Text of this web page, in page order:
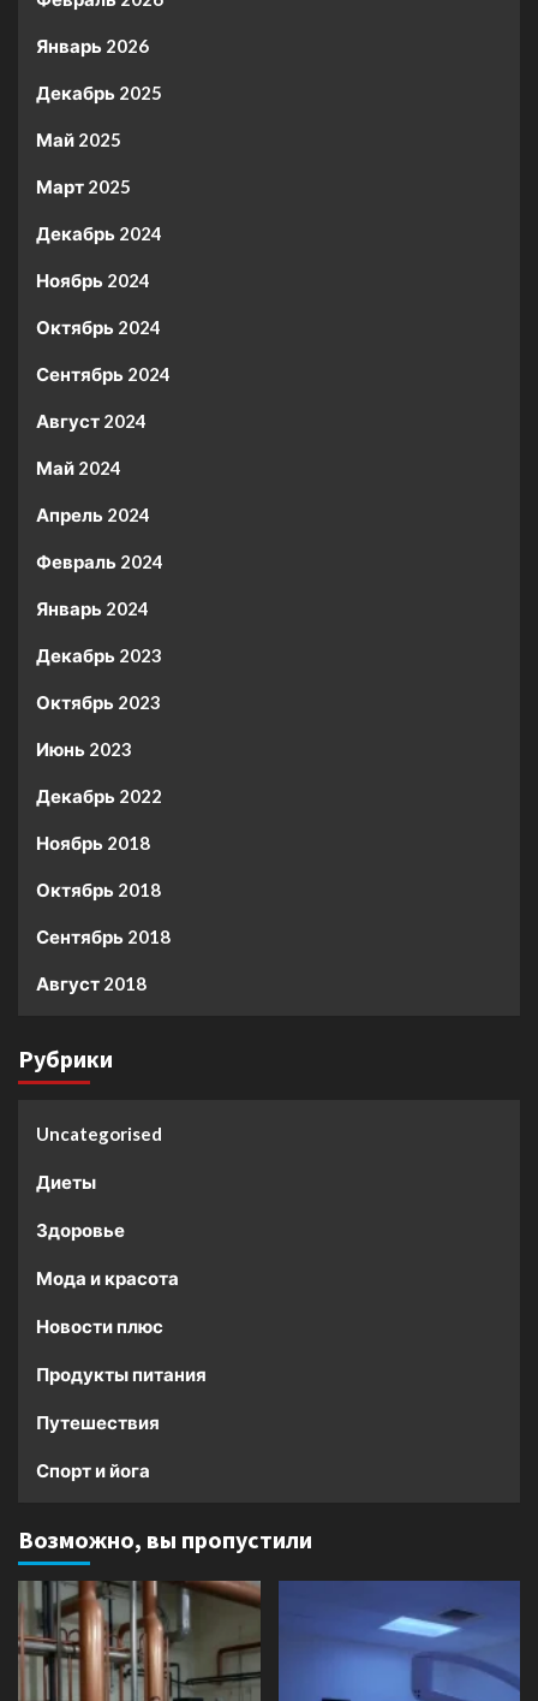
Январь 2026
Декабрь 2025
Май 2025
Март 2025
Декабрь 2024
Ноябрь 2024
Октябрь 2024
Сентябрь 2024
Август 2024
Май 2024
Апрель 2024
Февраль 2024
Январь 2024
Декабрь 2023
Октябрь 2023
Июнь 2023
Декабрь 2022
Ноябрь 2018
Октябрь 2018
Сентябрь 2018
Август 2018
Рубрики
Uncategorised
Диеты
Здоровье
Мода и красота
Новости плюс
Продукты питания
Путешествия
Спорт и йога
Возможно, вы пропустили